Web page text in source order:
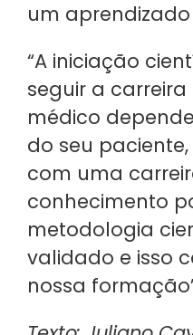
um
“A iniciação
seguir a
médico
do seu
com uma
conhecimento
metodologia
validado e isso
nossa